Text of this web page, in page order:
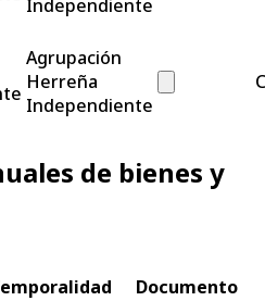
Independiente
Agrupación
Herreña
Independiente
de bienes y
Documento